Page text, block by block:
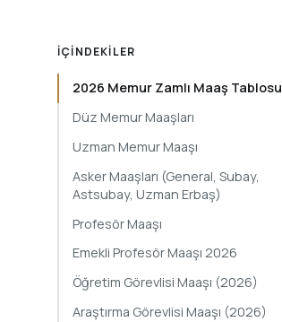
İÇINDEKILER
2026 Memur Zamlı Maaş Tablosu
Düz Memur Maaşları
Uzman Memur Maaşı
Asker Maaşları (General, Subay,
Astsubay, Uzman Erbaş)
Profesör Maaşı
Emekli Profesör Maaşı 2026
Öğretim Görevlisi Maaşı (2026)
Araştırma Görevlisi Maaşı (2026)